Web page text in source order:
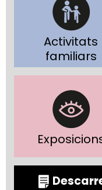
Activitats
familiars